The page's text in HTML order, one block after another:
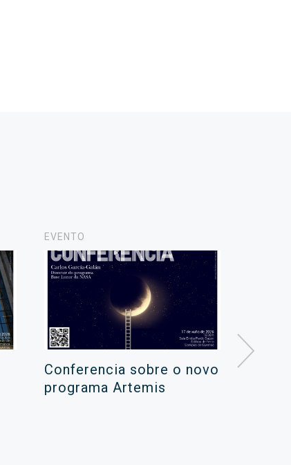
EVENTO
Conferencia sobre o novo
programa Artemis